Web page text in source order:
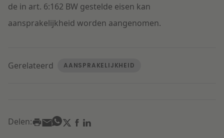
de in art. 6:162 BW gestelde eisen kan
aansprakelijkheid worden aangenomen.
Gerelateerd AANSPRAKELIJKHEID
Delen: